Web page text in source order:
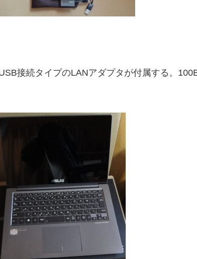
接続タイプのLANアダプタが付属する。